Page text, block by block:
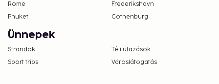
Rome
Frederikshavn
Phuket
Gothenburg
Ünnepek
Strandok
Téli utazások
Sport trips
Városlátogatás